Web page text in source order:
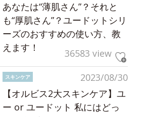
あなたは“薄肌さん”？それと
も“厚肌さん”？ユードットシリ
ーズのおすすめの使い方、教
えます！
36583 view
2023/08/30
スキンケア
【オルビス2大スキンケア】ユ
ー or ユードット 私にはどっ